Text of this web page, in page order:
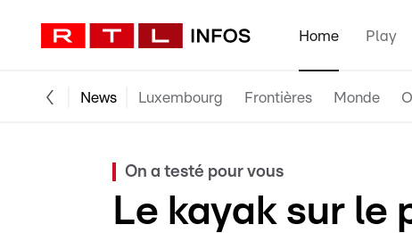
Home Play
News Luxembourg Frontières Monde
On a testé pour vous
Le kayak sur le